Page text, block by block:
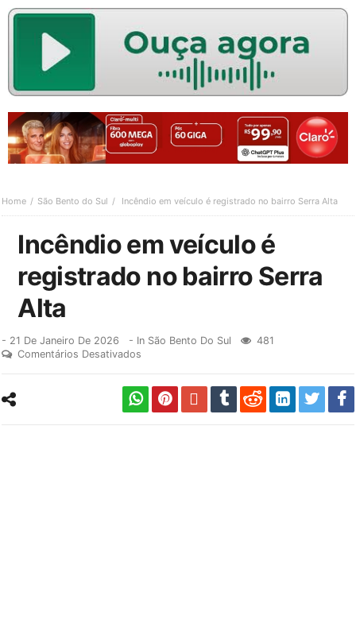
Home São Bento do Sul Incêndio em veículo é registrado no bairro Serra Alta
Incêndio em veículo é
registrado no bairro Serra
Alta
- 21 De Janeiro De 2026 - In São Bento Do Sul
481
Comentários Desativados